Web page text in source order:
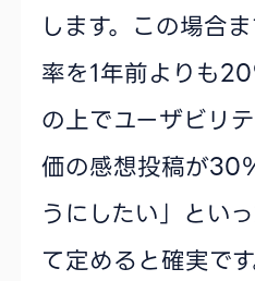
します。この場合
率を1年前よりも
の上でユーザビリ
価の感想投稿が30
うにしたい」とい
て定めると確実で